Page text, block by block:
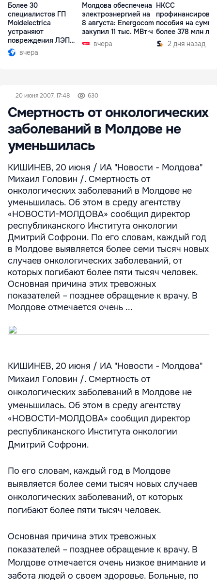
Более 30
специалистов ГП
Moldelectrica
устраняют
повреждения ЛЭП
Бельцы-Днестровск
вчера
Молдова обеспечена
электроэнергией на
8 августа: Energocom
закупил 11 тыс. МВт·ч
вчера
НКСС
пособия на сумму
более 378 млн
2 дня назад
20 июня 2007, 17:48 630
Смертность от онкологических
заболеваний в Молдове не
уменьшилась
КИШИНЕВ, 20 июня / ИА "Новости - Молдова"
Михаил Головин /. Смертность от
онкологических заболеваний в Молдове не
уменьшилась. Об этом в среду агентству
«НОВОСТИ-МОЛДОВА» сообщил директор
республиканского Института онкологии
Дмитрий Софрони. По его словам, каждый год
в Молдове выявляется более семи тысяч новых
случаев онкологических заболеваний, от
которых погибают более пяти тысяч человек.
Основная причина этих тревожных
показателей – позднее обращение к врачу. В
Молдове отмечается очень ...
КИШИНЕВ, 20 июня / ИА "Новости - Молдова"
Михаил Головин /. Смертность от
онкологических заболеваний в Молдове не
уменьшилась. Об этом в среду агентству
«НОВОСТИ-МОЛДОВА» сообщил директор
республиканского Института онкологии
Дмитрий Софрони.
По его словам, каждый год в Молдове
выявляется более семи тысяч новых случаев
онкологических заболеваний, от которых
погибают более пяти тысяч человек.
Основная причина этих тревожных
показателей – позднее обращение к врачу. В
Молдове отмечается очень низкое внимание и
забота людей о своем здоровье. Больные, по